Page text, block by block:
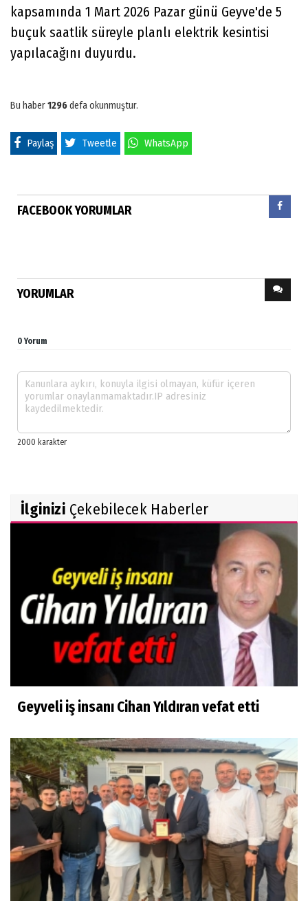
kapsamında 1 Mart 2026 Pazar günü Geyve'de 5
buçuk saatlik süreyle planlı elektrik kesintisi
yapılacağını duyurdu.
Bu haber1296defa okunmuştur.
Paylaş Tweetle WhatsApp
FACEBOOK YORUMLAR
YORUMLAR
0 Yorum
İlginizi Çekebilecek Haberler
Geyveli iş insanı Cihan Yıldıran vefat etti